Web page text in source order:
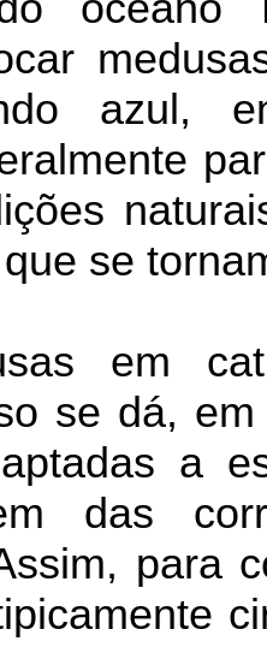
azul,
se
em
se dá,
a
das
para